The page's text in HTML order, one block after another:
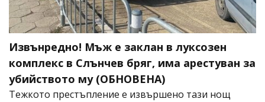
Извънредно! Мъж е заклан в луксозен
комплекс в Слънчев бряг, има арестуван за
убийството му (ОБНОВЕНА)
​Тежкото престъпление е извършено тази нощ